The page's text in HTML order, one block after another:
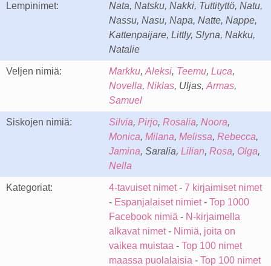
Lempinimet:
Nata, Natsku, Nakki, Tuttityttö, Natu,
Nassu, Nasu, Napa, Natte, Nappe,
Kattenpaijare, Littly, Slyna, Nakku,
Natalie
Veljen nimiä: Markku, Aleksi, Teemu, Luca,
Novella, Niklas, Uljas, Armas,
Samuel
Siskojen nimiä: Silvia, Pirjo, Rosalia, Noora,
Monica, Milana, Melissa, Rebecca,
Jamina, Saralia, Lilian, Rosa, Olga,
Nella
Kategoriat: 4-tavuiset nimet- 7 kirjaimiset nimet
- Espanjalaiset nimiet- Top 1000
Facebook nimiä - N-kirjaimella
alkavat nimet- Nimiä, joita on
vaikea muistaa - Top 100 nimet
maassa puolalaisia - Top 100 nimet